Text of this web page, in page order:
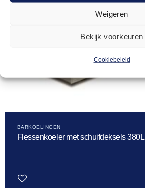
Weigeren
Bekijk voorkeuren
Cookiebeleid
BARKOELINGEN
Flessenkoeler met schuifdeksels 380L